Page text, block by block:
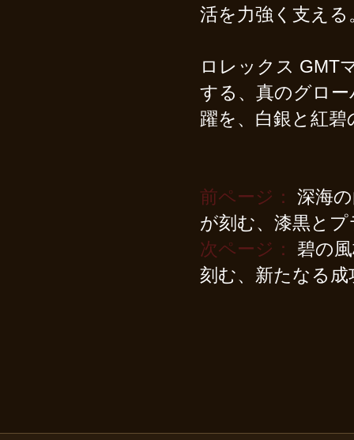
活を力強く支える
ロレックス GMT
する、真のグロ
躍を、白銀と紅
前ページ：
深海
が刻む、漆黒と
次ページ：
碧の
刻む、新たなる成